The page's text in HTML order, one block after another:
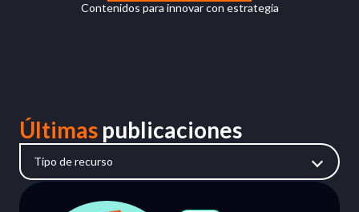
Contenidos para innovar con estrategia
Últimas publicaciones
tipo de recurso